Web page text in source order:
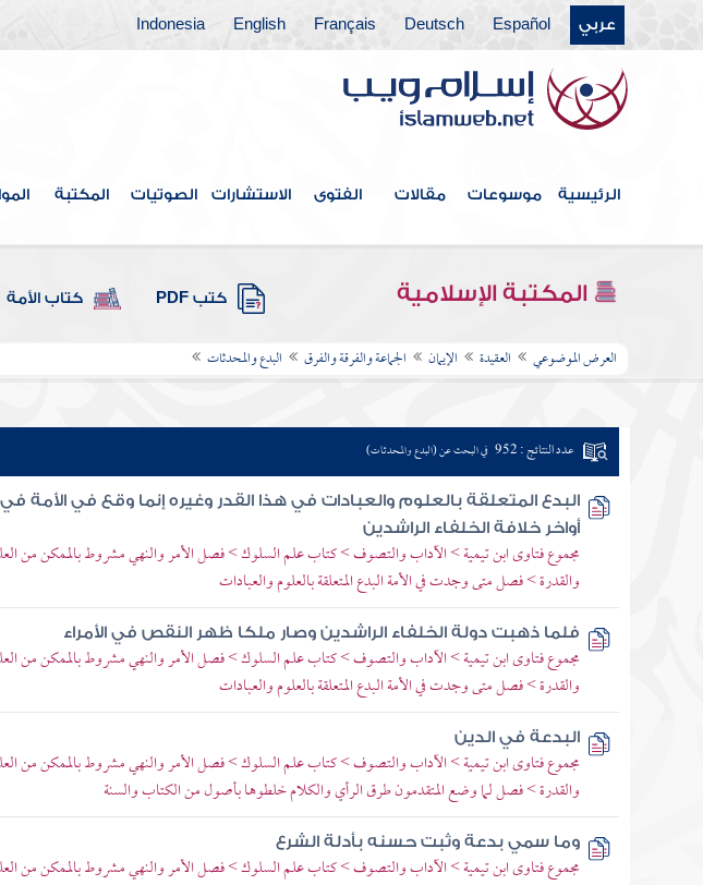
عربي Español
Deutsch
Français
English
Indonesia
الرئيسية موسوعات مقالات الفتوى الاستشارات الصوتيات المكتبة
المكتبة الإسلامية كتب PDF كتاب الأمة
العرض الموضوعي العقيدة الإيمان الجماعة والفرقة والفرق البدع والمحدثات
عدد النتائج : 952 في البحث عن (البدع والمحدثات)
البدع المتعلقة بالعلوم والعبادات في هذا القدر وغيره إنما وقع في الأمة في
أواخر خلافة الخلفاء الراشدين
مجموع فتاوى ابن تيمية > الآداب والتصوف > كتاب علم السلوك > فصل الأمر والنهي مشروط بالممكن من
والقدرة > فصل متى وجدت في الأمة البدع المتعلقة بالعلوم والعبادات
فلما ذهبت دولة الخلفاء الراشدين وصار ملكا ظهر النقص في الأمراء
مجموع فتاوى ابن تيمية > الآداب والتصوف > كتاب علم السلوك > فصل الأمر والنهي مشروط بالممكن من
والقدرة > فصل متى وجدت في الأمة البدع المتعلقة بالعلوم والعبادات
البدعة في الدين
مجموع فتاوى ابن تيمية > الآداب والتصوف > كتاب علم السلوك > فصل الأمر والنهي مشروط بالممكن من
والقدرة > فصل لما وضع المتقدمون طرق الرأي والكلام خلطوها بأصول من الكتاب والسنة
وما سمي بدعة وثبت حسنه بأدلة الشرع
مجموع فتاوى ابن تيمية > الآداب والتصوف > كتاب علم السلوك > فصل الأمر والنهي مشروط بالممكن من